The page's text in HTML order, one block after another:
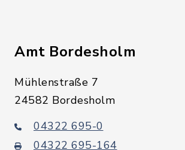
Amt Bordesholm
Mühlenstraße 7
24582 Bordesholm
04322 695-0
04322 695-164